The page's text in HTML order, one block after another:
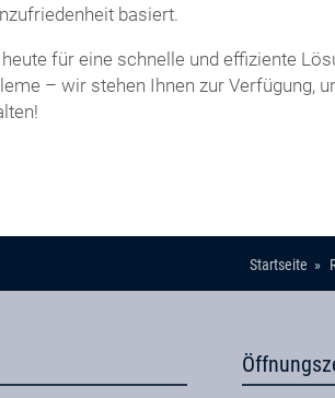
basiert.
für eine schnelle und effiziente
– wir stehen Ihnen zur Verfügung,
Startseite